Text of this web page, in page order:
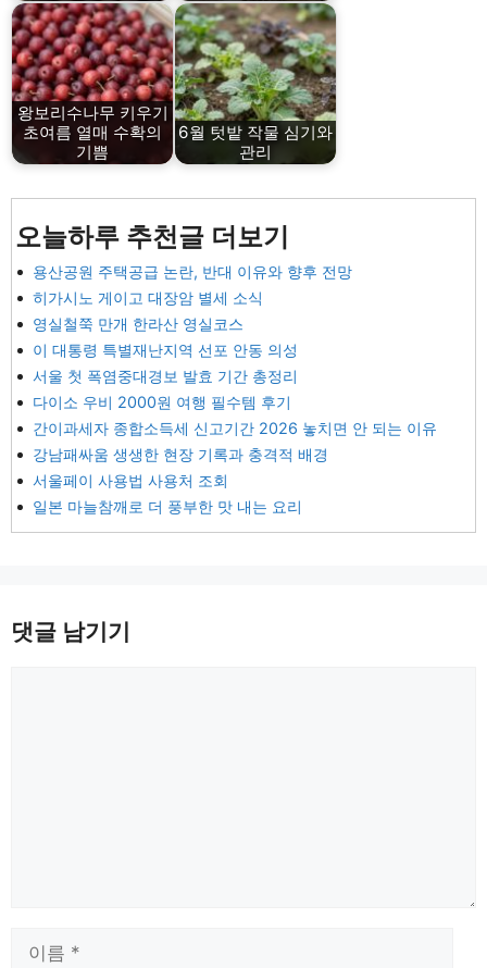
왕보리수나무 키우기
초여름 열매 수확의
기쁨
6월 텃밭 작물 심기와
관리
오늘하루 추천글 더보기
용산공원 주택공급 논란, 반대 이유와 향후 전망
히가시노 게이고 대장암 별세 소식
영실철쭉 만개 한라산 영실코스
이 대통령 특별재난지역 선포 안동 의성
서울 첫 폭염중대경보 발효 기간 총정리
다이소 우비 2000원 여행 필수템 후기
간이과세자 종합소득세 신고기간 2026 놓치면 안 되는 이유
강남패싸움 생생한 현장 기록과 충격적 배경
서울페이 사용법 사용처 조회
일본 마늘참깨로 더 풍부한 맛 내는 요리
댓글 남기기